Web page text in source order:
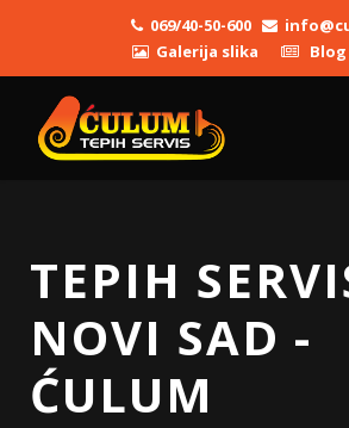
069/40-50-600
Galerija slika
Blog
TEPIH
NOVI SAD -
ĆULUM